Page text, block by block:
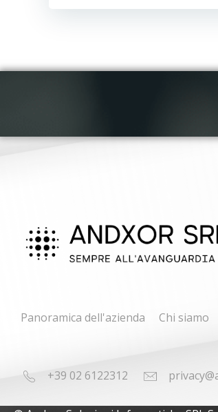
Panoramica dell'azienda Chi siamo
+39 02 6122312